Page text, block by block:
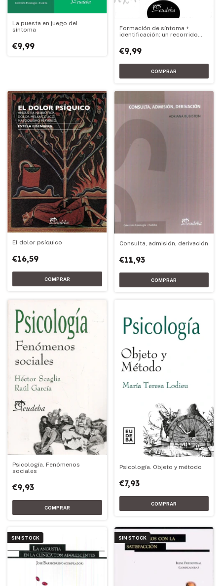
La puesta en juego del
síntoma
€9,99
Formación de síntoma +
identificación: un recorrido
€9,99
El dolor psíquico
€16,59
Consulta, admisión, derivación
€11,93
Psicología. Fenómenos
sociales
€9,93
Psicología. Objeto y método
€7,93
SIN STOCK SIN STOCK